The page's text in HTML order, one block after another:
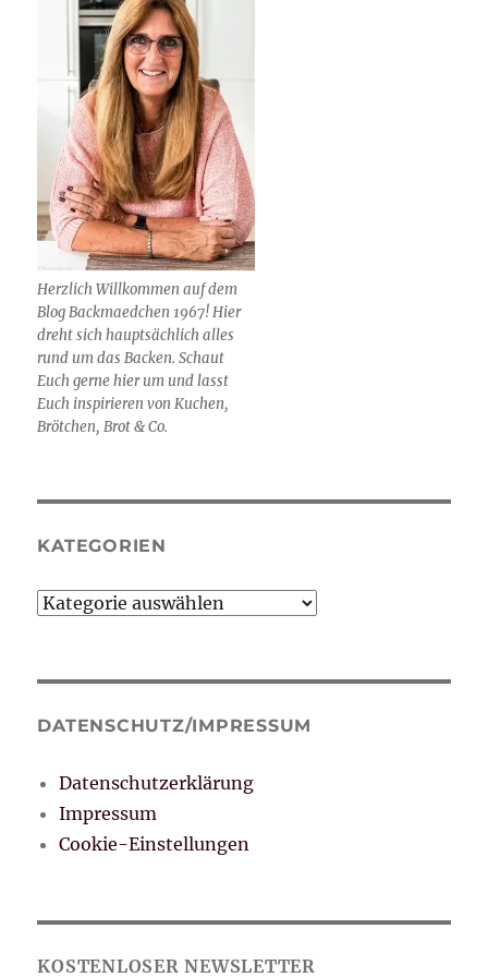
Herzlich Willkommen auf dem
Blog Backmaedchen 1967! Hier
dreht sich hauptsächlich alles
rund um das Backen. Schaut
Euch gerne hier um und lasst
Euch inspirieren von Kuchen,
Brötchen, Brot & Co.
KATEGORIEN
Kategorien
DATENSCHUTZ/IMPRESSUM
Datenschutzerklärung
Impressum
Cookie-Einstellungen